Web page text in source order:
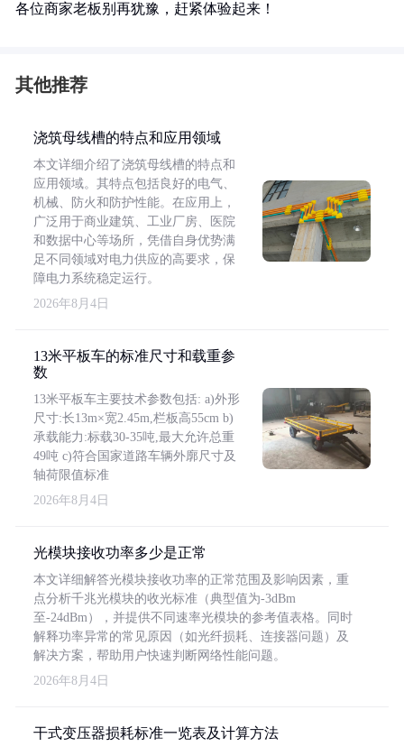
各位商家老板别再犹豫，赶紧体验起来！
其他推荐
浇筑母线槽的特点和应用领域
本文详细介绍了浇筑母线槽的特点和
应用领域。其特点包括良好的电气、
机械、防火和防护性能。在应用上，
广泛用于商业建筑、工业厂房、医院
和数据中心等场所，凭借自身优势满
足不同领域对电力供应的高要求，保
障电力系统稳定运行。
2026年8月4日
13米平板车的标准尺寸和载重参
数
13米平板车主要技术参数包括: a)外形
尺寸:长13m×宽2.45m,栏板高55cm b)
承载能力:标载30-35吨,最大允许总重
49吨 c)符合国家道路车辆外廓尺寸及
轴荷限值标准
2026年8月4日
光模块接收功率多少是正常
本文详细解答光模块接收功率的正常范围及影响因素，重
点分析千兆光模块的收光标准（典型值为-3dBm
至-24dBm），并提供不同速率光模块的参考值表格。同时
解释功率异常的常见原因（如光纤损耗、连接器问题）及
解决方案，帮助用户快速判断网络性能问题。
2026年8月4日
干式变压器损耗标准一览表及计算方法